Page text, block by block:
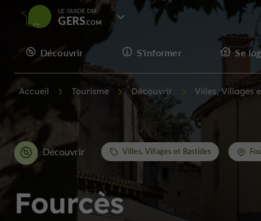
LE GUIDE DU
GERS
Découvrir S'informer Se
Accueil Tourisme Découvrir Villes, Villages
Fourcès
Découvrir Villes, Villages et Bastides